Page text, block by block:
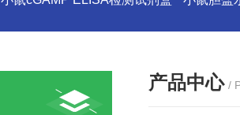
产品中心 /